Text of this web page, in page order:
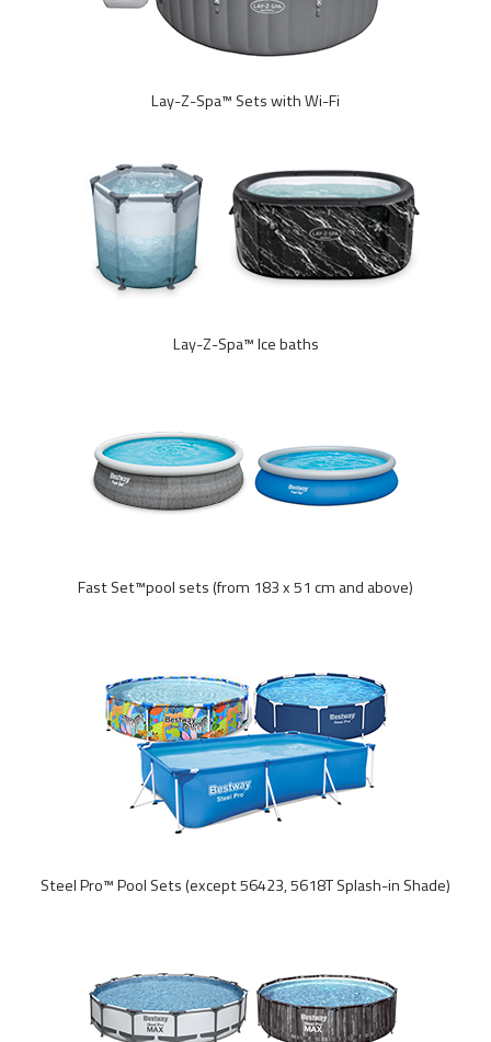
Lay-Z-Spa™ Sets with Wi-Fi
Lay-Z-Spa™ Ice baths
Fast Set™pool sets (from 183 x 51 cm and above)
Steel Pro™ Pool Sets (except 56423, 5618T Splash-in Shade)